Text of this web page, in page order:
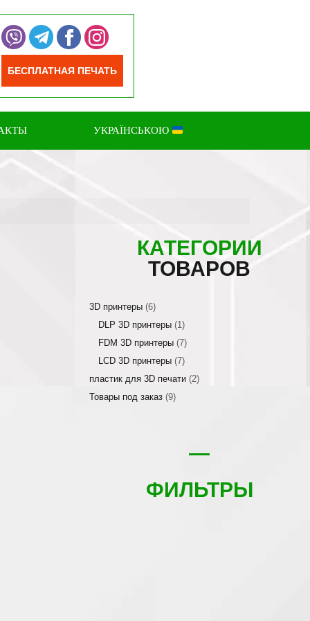
БЕСПЛАТНАЯ ПЕЧАТЬ
УКРАЇНСЬКОЮ
КАТЕГОРИИ
ТОВАРОВ
3D принтеры (6)
DLP 3D принтеры (1)
FDM 3D принтеры (7)
LCD 3D принтеры (7)
пластик для 3D печати (2)
Товары под заказ (9)
ФИЛЬТРЫ